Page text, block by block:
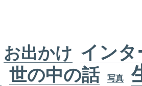
お出かけ インタ
世の中の話 写真